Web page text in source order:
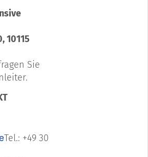
10115
Sie
Tel.: +49 30